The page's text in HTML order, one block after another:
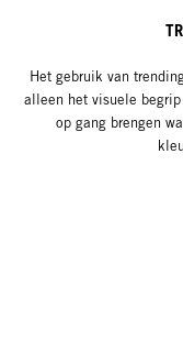
Het gebruik van
alleen het visuele
op gang brengen